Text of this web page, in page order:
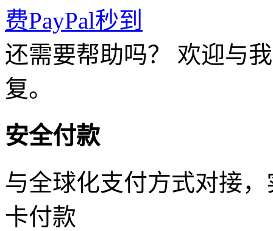
费PayPal秒到
还需要帮助吗？ 欢迎与
复。
安全付款
与全球化支付方式对接
卡付款